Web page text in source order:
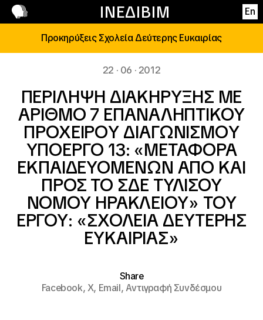
ΙΝΕΔΙΒΙΜ En
Επικοινωνία
Προκηρύξεις Σχολεία Δεύτερης Ευκαιρίας
22 · 06 · 2012
ΠΕΡΙΛΗΨΗ ΔΙΑΚΗΡΥΞΗΣ ΜΕ
ΑΡΙΘΜΟ 7 ΕΠΑΝΑΛΗΠΤΙΚΟΥ
ΠΡΟΧΕΙΡΟY ΔΙΑΓΩΝΙΣΜΟY
ΥΠΟΕΡΓΟ 13: «ΜΕΤΑΦΟΡΑ
ΕΚΠΑΙΔΕΥΟΜΕΝΩΝ ΑΠΟ ΚΑΙ
ΠΡΟΣ ΤΟ ΣΔΕ ΤΥΛΙΣΟΥ
ΝΟΜΟΥ ΗΡΑΚΛΕΙΟΥ» ΤΟΥ
ΕΡΓΟΥ: «ΣΧΟΛΕΙΑ ΔΕΥΤΕΡΗΣ
ΕΥΚΑΙΡΙΑΣ»
Share
Facebook,X, Email,Αντιγραφή Συνδέσμου